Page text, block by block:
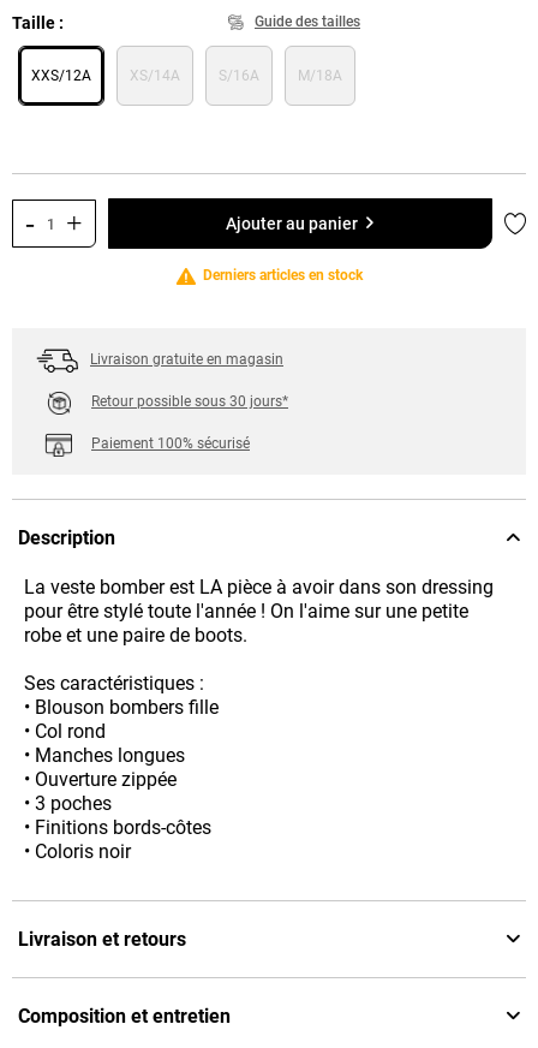
Taille Guide des tailles
XXS/12A XS/14A S/16A M/18A
- + Ajouter au panier
Derniers articles en stock
Livraison gratuite en magasin
Retour possible sous 30 jours*
Paiement 100% sécurisé
Description
La veste bomber est LA pièce à avoir dans son dressing
pour être stylé toute l'année ! On l'aime sur une petite
robe et une paire de boots.
Ses caractéristiques :
• Blouson bombers fille
• Col rond
• Manches longues
• Ouverture zippée
• 3 poches
• Finitions bords-côtes
• Coloris noir
Livraison et retours
Composition et entretien